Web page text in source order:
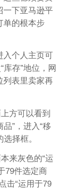
一下亚马逊平
单的根本步
入个人主页可
库存”地位，网
列表里卖家再
方可以看到
”，进入“移
择框。
来灰色的“运
79件选定商
击“运用于79